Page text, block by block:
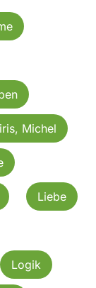
Michel
Liebe
Logik